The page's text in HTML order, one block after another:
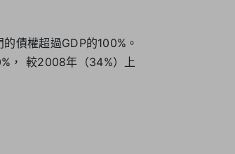
債權超過GDP的100%。
， 較2008年（34%）上